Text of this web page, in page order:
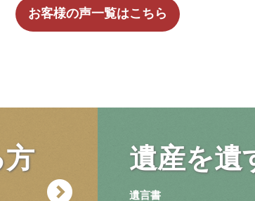
お客様の声一覧はこちら
方 遺産を遺
遺言書